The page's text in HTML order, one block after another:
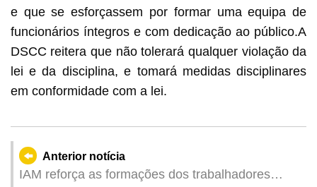
e que se esforçassem por formar uma equipa de
funcionários íntegros e com dedicação ao público.A
DSCC reitera que não tolerará qualquer violação da
lei e da disciplina, e tomará medidas disciplinares
em conformidade com a lei.
Anterior notícia
IAM reforça as formações dos trabalhadores